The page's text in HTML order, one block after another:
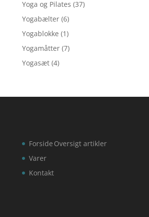
Yoga og Pilates (37)
Yogabælter (6)
Yogablokke (1)
Yogamåtter (7)
Yogasæt (4)
Forside
Varer
Kontakt
Oversigt artikler